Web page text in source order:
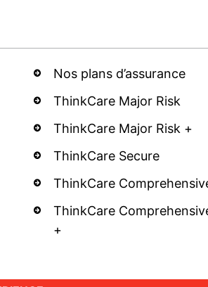
Nos plans d’assurance
ThinkCare Major Risk
ThinkCare Major Risk +
ThinkCare Secure
ThinkCare
ThinkCare
+